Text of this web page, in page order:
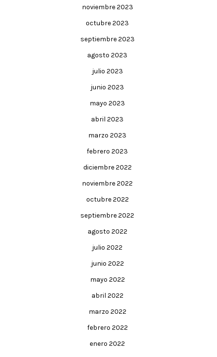
noviembre 2023
octubre 2023
septiembre 2023
agosto 2023
julio 2023
junio 2023
mayo 2023
abril 2023
marzo 2023
febrero 2023
diciembre 2022
noviembre 2022
octubre 2022
septiembre 2022
agosto 2022
julio 2022
junio 2022
mayo 2022
abril 2022
marzo 2022
febrero 2022
enero 2022